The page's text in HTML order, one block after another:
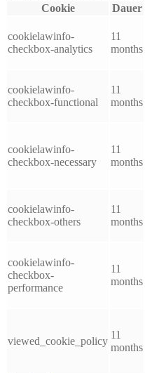
Cookie
Dauer
cookielawinfo-
checkbox-analytics
11
months
cookielawinfo-
checkbox-functional
11
months
cookielawinfo-
checkbox-necessary
11
months
cookielawinfo-
checkbox-others
11
months
cookielawinfo-
checkbox-
performance
11
months
viewed_cookie_policy
11
months